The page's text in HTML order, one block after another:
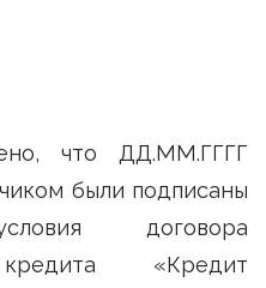
что ДД.ММ.ГГГГ
были подписаны
договора
кредита «Кредит